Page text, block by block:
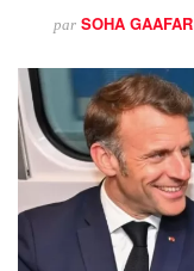
par SOHA GAAFAR